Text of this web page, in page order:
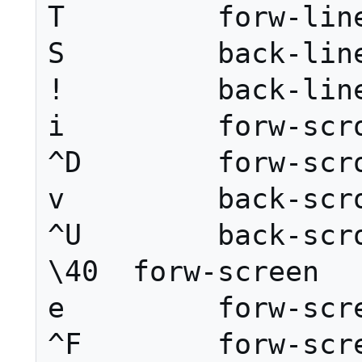
T         forw-
S         back-
!         back-
i         forw-
^D        forw-
v         back-
^U        back-
\40  forw-screen
e         forw-
^F        forw-